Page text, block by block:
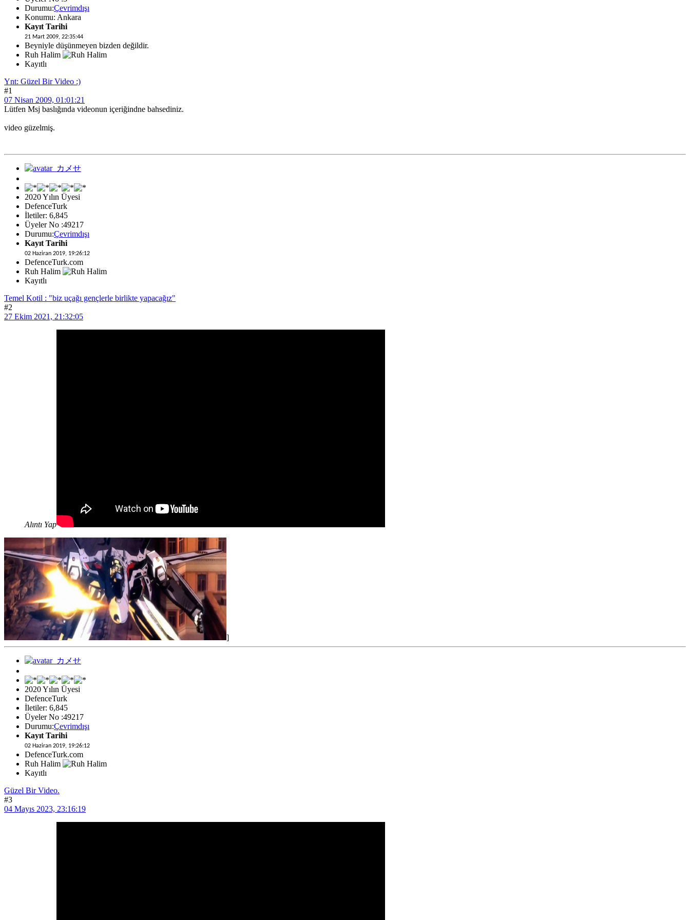
Durumu:Çevrimdışı
Konumu: Ankara
Kayıt Tarihi
21 Mart 2009, 22:35:44
Beyniyle düşünmeyen bizden değildir.
Ruh Halim
Kayıtlı
Ynt: Güzel Bir Video :)
#1
07 Nisan 2009, 01:01:21
Lütfen Msj baslığında videonun içeriğindne bahsediniz.
video güzelmiş.
2020 Yılın Üyesi
DefenceTurk
İletiler: 6,845
Üyeler No :49217
Durumu:Çevrimdışı
Kayıt Tarihi
02 Haziran 2019, 19:26:12
DefenceTurk.com
Ruh Halim
Kayıtlı
Temel Kotil : "biz uçağı gençlerle birlikte yapacağız"
#2
27 Ekim 2021, 21:32:05
Alıntı Yap
]
2020 Yılın Üyesi
DefenceTurk
İletiler: 6,845
Üyeler No :49217
Durumu:Çevrimdışı
Kayıt Tarihi
02 Haziran 2019, 19:26:12
DefenceTurk.com
Ruh Halim
Kayıtlı
Güzel Bir Video.
#3
04 Mayıs 2023, 23:16:19